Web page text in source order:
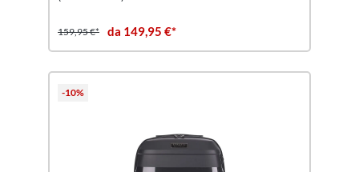
159,95 €* da 149,95 €*
-10%